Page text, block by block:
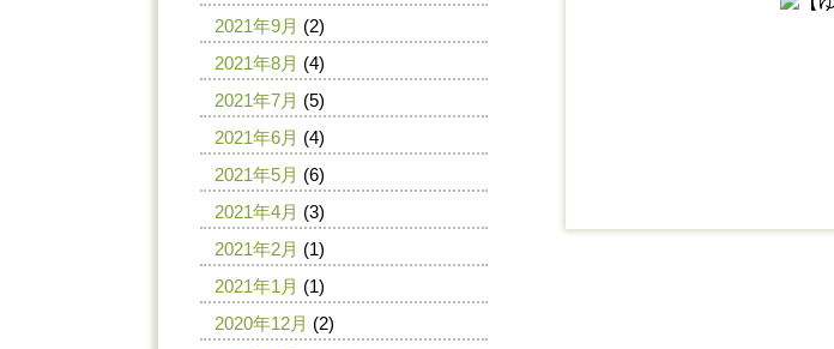
2021年9月 (2)
2021年8月 (4)
2021年7月 (5)
2021年6月 (4)
2021年5月 (6)
2021年4月 (3)
2021年2月 (1)
2021年1月 (1)
2020年12月 (2)